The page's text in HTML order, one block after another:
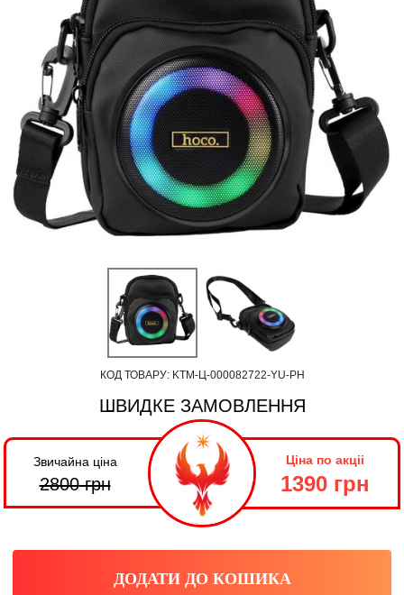
КОД ТОВАРУ: KTM-Ц-000082722-YU-PH
ШВИДКЕ ЗАМОВЛЕННЯ
Звичайна ціна
2800грн
Ціна по акціі
1390 грн
ДОДАТИ ДО КОШИКА